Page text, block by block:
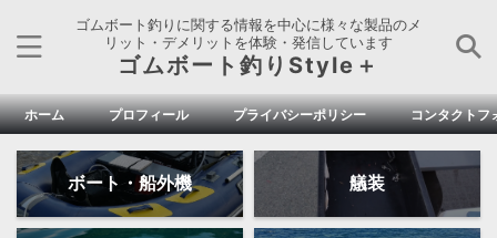
ゴムボート釣りに関する情報を中心に様々な製品のメ
リット・デメリットを体験・発信しています
ゴムボート釣りStyle＋
ホーム プロフィール プライバシーポリシー コンタクトフ
ボート・船外機 艤装